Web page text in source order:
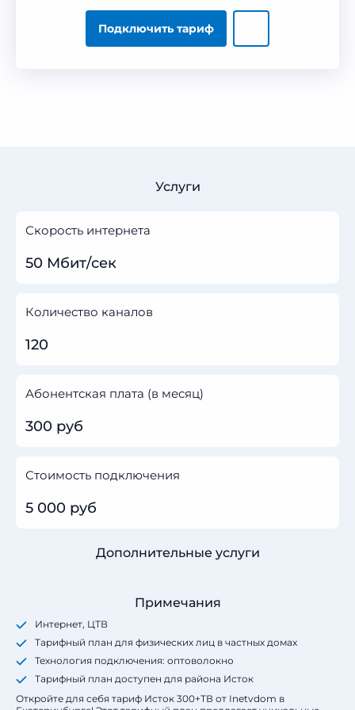
Подключить тариф
Услуги
Скорость интернета
50 Мбит/сек
Количество каналов
120
Абонентская плата (в месяц)
300 руб
Стоимость подключения
5 000 руб
Дополнительные услуги
Примечания
Интернет, ЦТВ
Тарифный план для физических лиц в частных домах
Технология подключения: оптоволокно
Тарифный план доступен для района Исток
Откройте для себя тариф Исток 300+ТВ от Inetvdom в